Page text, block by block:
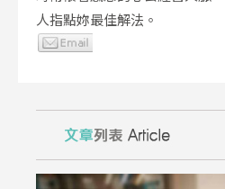
人指點妳最佳解法。